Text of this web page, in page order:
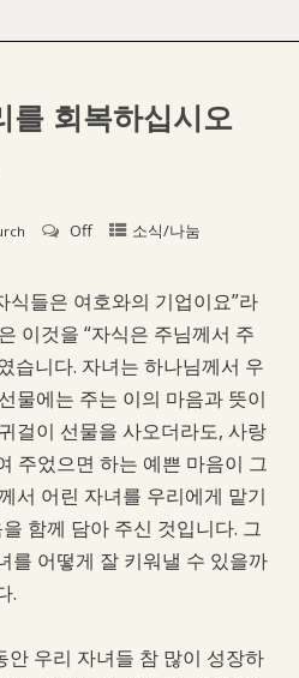
를 회복하십시오
Off 소식/나눔
식들은 여호와의 기업이요”라
이것을 “자식은 주님께서 주
습니다. 자녀는 하나님께서 우
물에는 주는 이의 마음과 뜻이
걸이 선물을 사오더라도, 사랑
주었으면 하는 예쁜 마음이 그
서 어린 자녀를 우리에게 맡기
함께 담아 주신 것입니다. 그
를 어떻게 잘 키워낼 수 있을까
.
안 우리 자녀들 참 많이 성장하